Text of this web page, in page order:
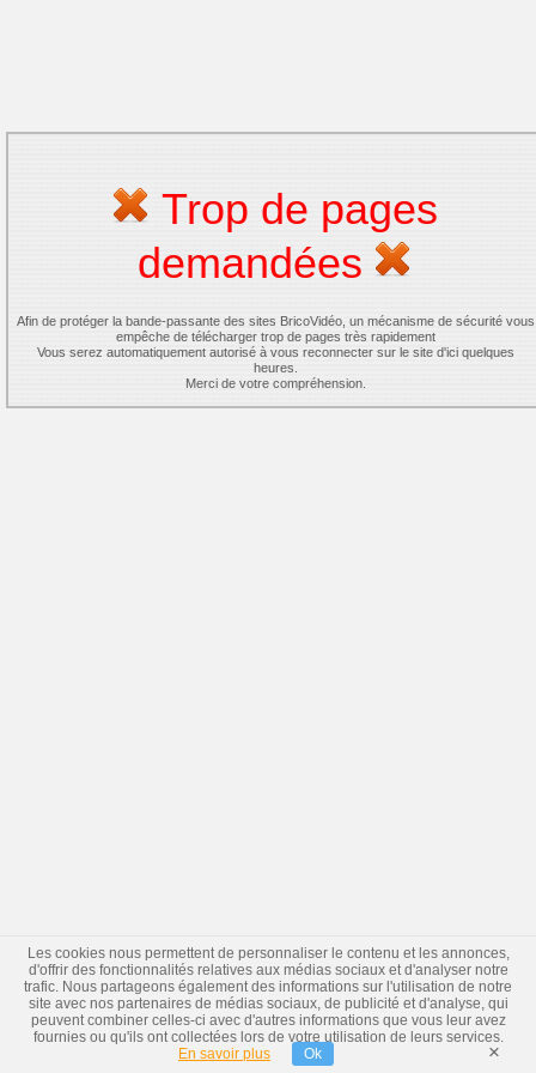
Trop de pages
demandées
Afin de protéger la bande-passante des sites BricoVidéo, un mécanisme de sécurité vous
empêche de télécharger trop de pages très rapidement
Vous serez automatiquement autorisé à vous reconnecter sur le site d'ici quelques
heures.
Merci de votre compréhension.
Les cookies nous permettent de personnaliser le contenu et les annonces,
d'offrir des fonctionnalités relatives aux médias sociaux et d'analyser notre
trafic. Nous partageons également des informations sur l'utilisation de notre
site avec nos partenaires de médias sociaux, de publicité et d'analyse, qui
peuvent combiner celles-ci avec d'autres informations que vous leur avez
fournies ou qu'ils ont collectées lors de votre utilisation de leurs services.
En savoir plus
Ok ×